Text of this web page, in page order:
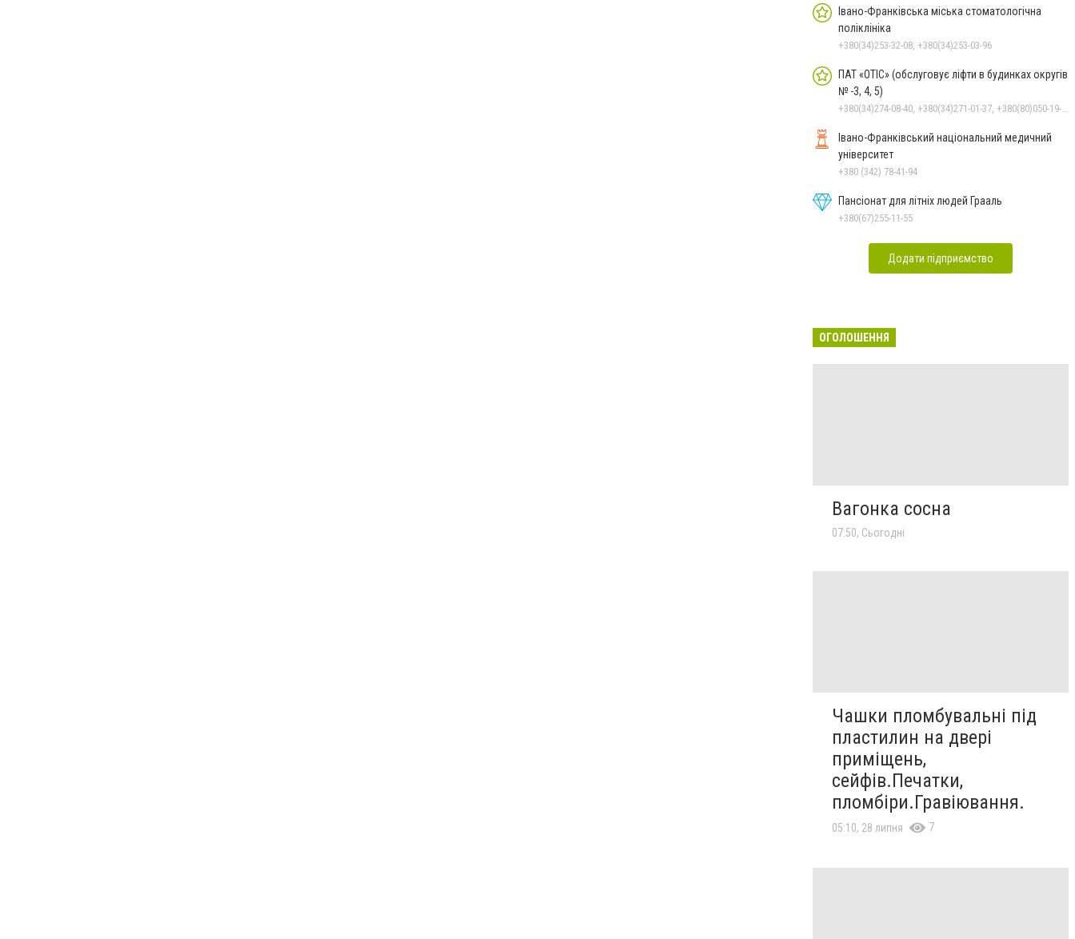
Івано-Франківська міська стоматологічна
поліклініка
+380(34)253-32-08, +380(34)253-03-96
ПАТ «ОТІС» (обслуговує ліфти в будинках округів
№ -3, 4, 5)
Івано-Франківський національний медичний
університет
+380 (342) 78-41-94
Пансіонат для літніх людей Грааль
+380(67)255-11-55
Додати підприємство
ОГОЛОШЕННЯ
Вагонка сосна
07:50, Сьогодні
Чашки пломбувальні під
пластилин на двері
приміщень,
сейфів.Печатки,
пломбіри.Гравіювання.
05:10, 28 липня 7